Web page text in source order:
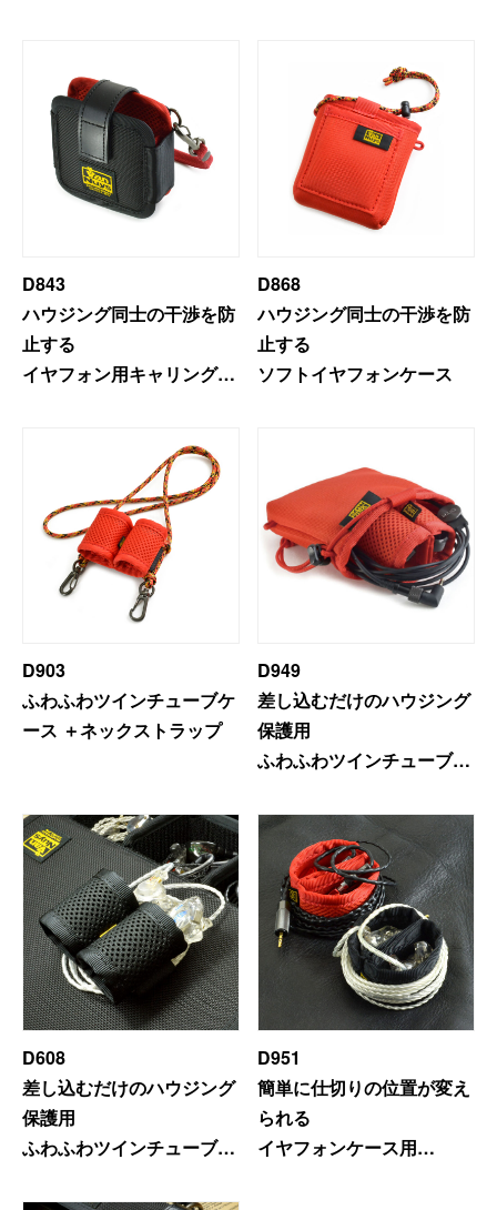
D843
ハウジング同士の干渉を防
止する
イヤフォン用キャリングケ
D868
ハウジング同士の干渉を防
止する
ソフトイヤフォンケース
D903
ふわふわツインチューブケ
ース ＋ネックストラップ
D949
差し込むだけのハウジング
保護用
ふわふわツインチューブと
D608
差し込むだけのハウジング
保護用
ふわふわツインチューブケ
D951
簡単に仕切りの位置が変え
られる
イヤフォンケース用